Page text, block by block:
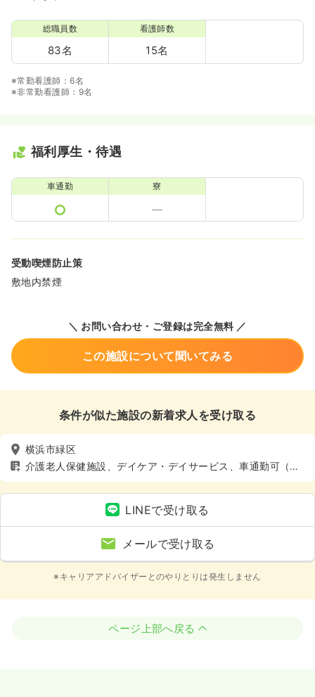
総職員数
83名
看護師数
15名
※常勤看護師：6名
※非常勤看護師：9名
福利厚生・待遇
車通勤 寮
受動喫煙防止策
敷地内禁煙
＼ お問い合わせ・ご登録は完全無料 ／
この施設について聞いてみる
条件が似た施設の新着求人を受け取る
横浜市緑区
介護老人保健施設、デイケア・デイサービス、車通勤可（駐
車場有）
LINEで受け取る
メールで受け取る
※キャリアアドバイザーとのやりとりは発生しません
ページ上部へ戻る